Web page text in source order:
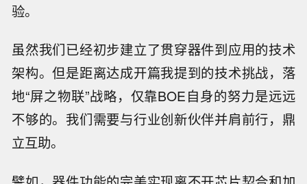
验。
虽然我们已经初步建立了贯穿器件到应用的技术
架构。但是距离达成开篇我提到的技术挑战，落
地“屏之物联”战略，仅靠BOE自身的努力是远远
不够的。我们需要与行业创新伙伴并肩前行，鼎
立互助。